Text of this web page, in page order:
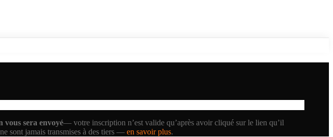
vous sera envoyé— votre inscription n’est valide qu’après avoir cliqué sur le lien qu’il
sont jamais transmises à des tiers — en savoir plus.